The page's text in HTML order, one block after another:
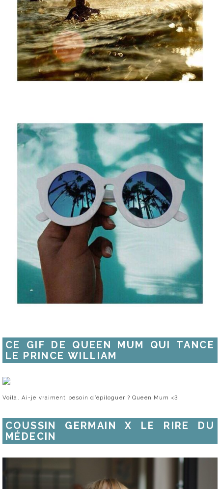
CE GIF DE QUEEN MUM QUI TANCE
LE PRINCE WILLIAM
Voilà. Ai-je vraiment besoin d’épiloguer ? Queen Mum <3
COUSSIN GERMAIN X LE RIRE DU
MÉDECIN